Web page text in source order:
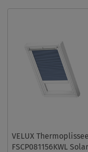
VELUX Thermoplissee
FSCP081156KWL